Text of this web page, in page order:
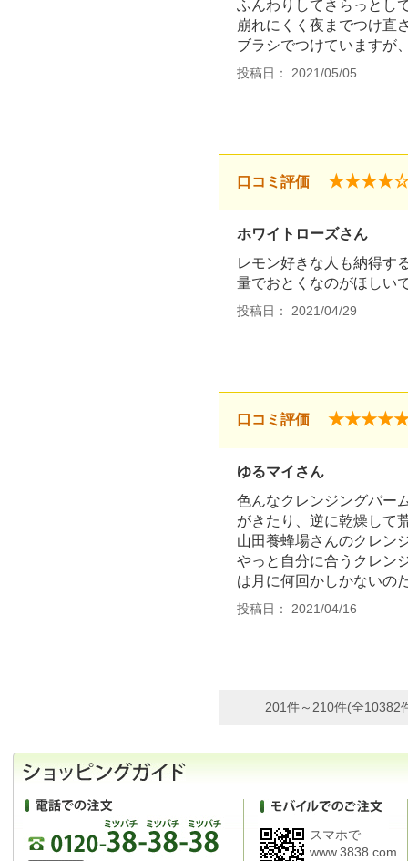
ふんわりしてさらっとし
崩れにくく夜までつけ直
ブラシでつけていますが
投稿日： 2021/05/05
口コミ評価
ホワイトローズさん
レモン好きな人も納得す
量でおとくなのがほしい
投稿日： 2021/04/29
口コミ評価
ゆるマイさん
色んなクレンジングバー
がきたり、逆に乾燥して
山田養蜂場さんのクレン
やっと自分に合うクレン
は月に何回かしかないの
投稿日： 2021/04/16
201件～210件(全10382
スマホで
www.3838.com